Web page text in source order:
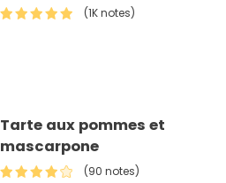
(1K notes)
Tarte aux pommes et
mascarpone
(90 notes)